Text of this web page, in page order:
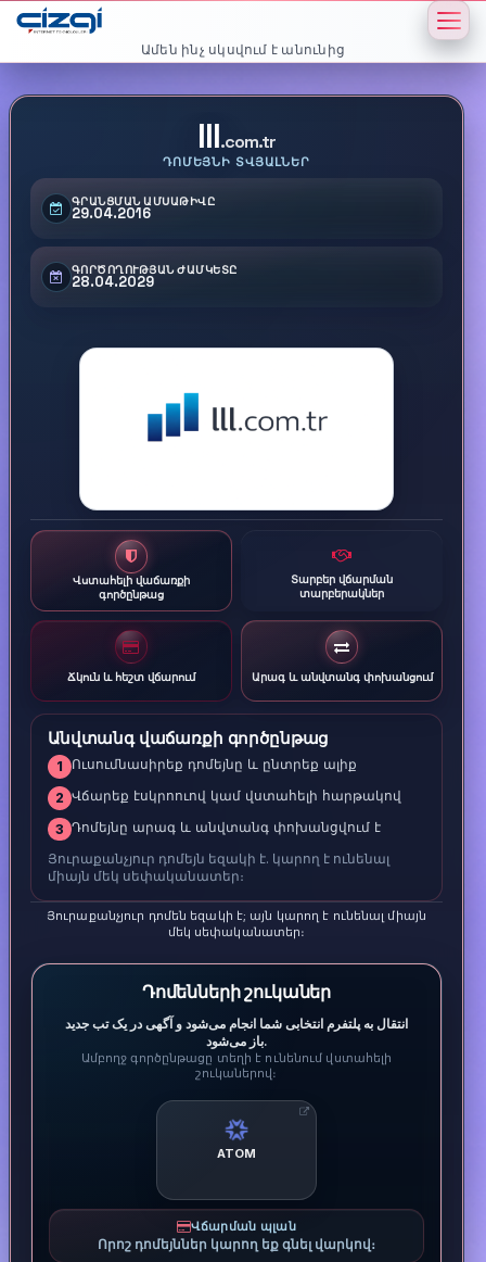
Ամեն ինչ սկսվում է անունից
lll.com.tr
ԴՈՄԵՅՆԻ ՏՎՅԱԼՆԵՐ
ԳՐԱՆՑՄԱՆ ԱՄՍԱԹԻՎԸ
29.04.2016
ԳՈՐԾՈՂՈՒԹՅԱՆ ԺԱՄԿԵՏԸ
28.04.2029
Վստահելի վաճառքի
գործընթաց
Տարբեր վճարման
տարբերակներ
Ճկուն և հեշտ վճարում Արագ և անվտանգ փոխանցում
Անվտանգ վաճառքի գործընթաց
1 Ուսումնասիրեք դոմեյնը և ընտրեք ալիք
2 Վճարեք էսկրոուով կամ վստահելի հարթակով
3 Դոմեյնը արագ և անվտանգ փոխանցվում է
Յուրաքանչյուր դոմեյն եզակի է. կարող է ունենալ
միայն մեկ սեփականատեր։
Յուրաքանչյուր դոմեն եզակի է; այն կարող է ունենալ միայն
մեկ սեփականատեր։
Դոմենների շուկաներ
انتقال به پلتفرم انتخابی شما انجام می‌شود و آگهی در یک تب جدید
باز می‌شود.
Ամբողջ գործընթացը տեղի է ունենում վստահելի
շուկաներով։
ATOM
Վճարման պլան
Որոշ դոմեյններ կարող եք գնել վարկով։